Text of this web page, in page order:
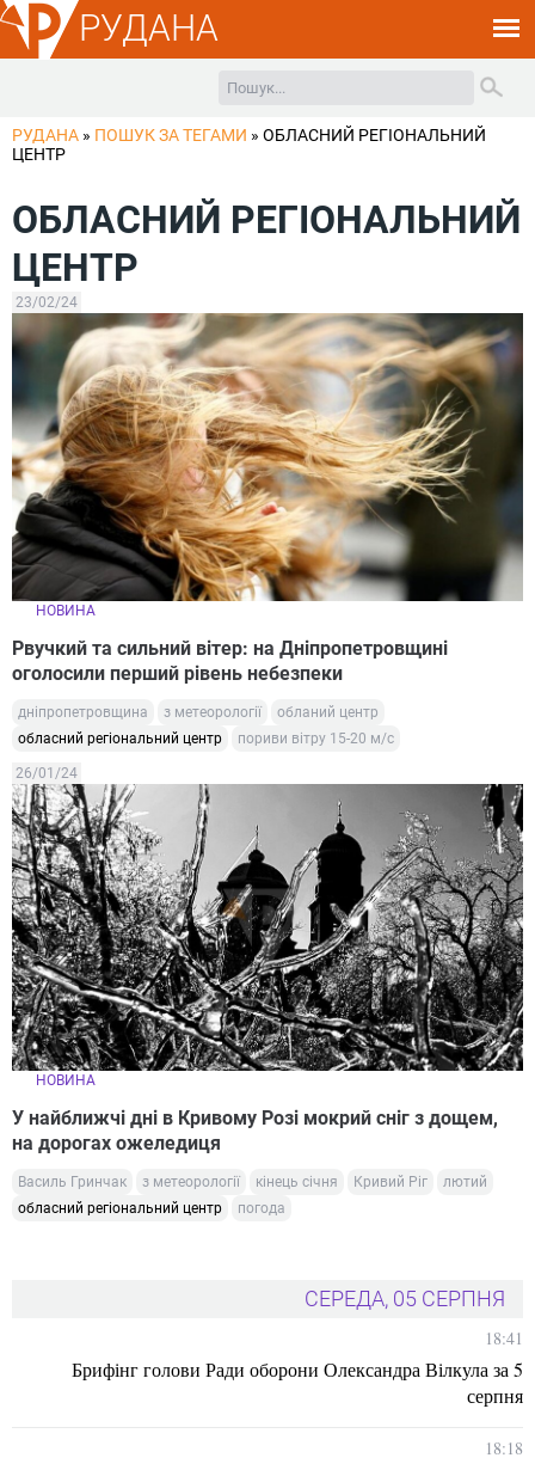
РУДАНА
РУДАНА » ПОШУК ЗА ТЕГАМИ » ОБЛАСНИЙ РЕГІОНАЛЬНИЙ
ЦЕНТР
ОБЛАСНИЙ РЕГІОНАЛЬНИЙ
ЦЕНТР
23/02/24
НОВИНА
Рвучкий та сильний вітер: на Дніпропетровщині
оголосили перший рівень небезпеки
дніпропетровщина з метеорології
обланий центр
обласний регіональний центр
пориви вітру 15-20 м/с
26/01/24
НОВИНА
У найближчі дні в Кривому Розі мокрий сніг з дощем,
на дорогах ожеледиця
Василь Гринчак з метеорології кінець січня Кривий Ріг
лютий
обласний регіональний центр
погода
СЕРЕДА, 05 СЕРПНЯ
18:41
Брифінг голови Ради оборони Олександра Вілкула за 5
серпня
18:18